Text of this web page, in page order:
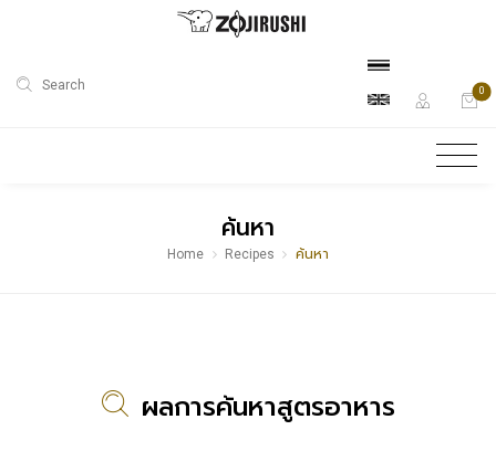
Search 0
ค้นหา
Home Recipes ค้นหา
ผลการค้นหาสูตรอาหาร